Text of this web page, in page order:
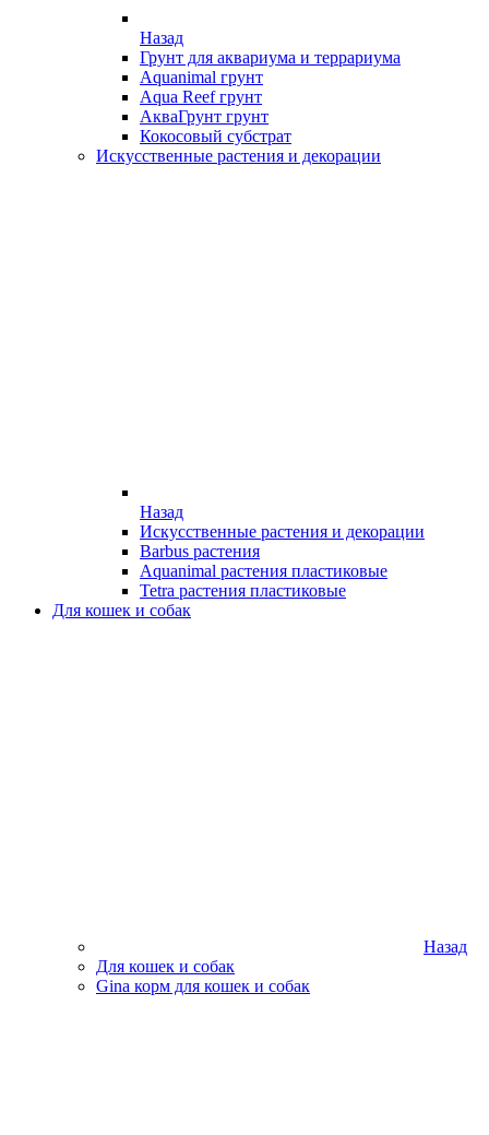
Назад
Грунт для аквариума и террариума
Aquanimal грунт
Aqua Reef грунт
АкваГрунт грунт
Кокосовый субстрат
Искусственные растения и декорации
Назад
Искусственные растения и декорации
Barbus растения
Aquanimal растения пластиковые
Tetra растения пластиковые
Для кошек и собак
Назад
Для кошек и собак
Gina корм для кошек и собак